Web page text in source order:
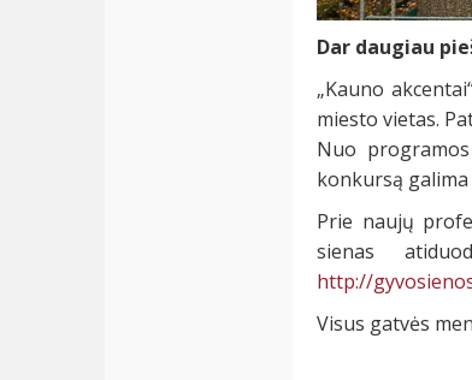
Dar daugiau
„Kauno
miesto vietas.
Nuo
konkursą
Prie naujų
sienas
http://
Visus gatvės